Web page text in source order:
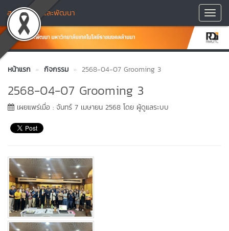
สถาบันวิจัยและพัฒนา
หน้าแรก กิจกรรม 2568-04-07 Grooming 3
2568-04-07 Grooming 3
เผยแพร่เมื่อ : จันทร์ 7 เมษายน 2568 โดย ผู้ดูแลระบบ